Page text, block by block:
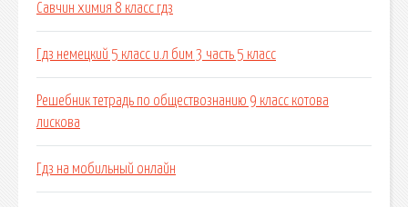
Савчин химия 8 класс гдз
Гдз немецкий 5 класс и.л бим 3 часть 5 класс
Решебник тетрадь по обществознанию 9 класс котова
лискова
Гдз на мобильный онлайн